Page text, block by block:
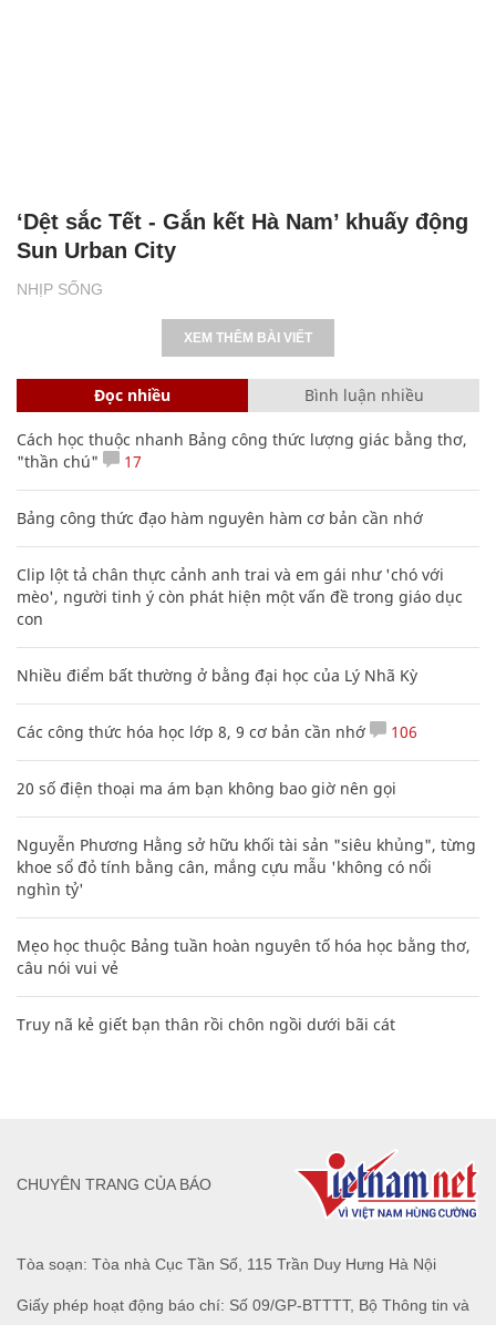
NHỊP SỐNG
‘Dệt sắc Tết - Gắn kết Hà Nam’ khuấy động
Sun Urban City
XEM THÊM BÀI VIẾT
Đọc nhiều Bình luận nhiều
Cách học thuộc nhanh Bảng công thức lượng giác bằng thơ,
"thần chú"
17
Bảng công thức đạo hàm nguyên hàm cơ bản cần nhớ
Clip lột tả chân thực cảnh anh trai và em gái như 'chó với
mèo', người tinh ý còn phát hiện một vấn đề trong giáo dục
con
Nhiều điểm bất thường ở bằng đại học của Lý Nhã Kỳ
Các công thức hóa học lớp 8, 9 cơ bản cần nhớ 106
20 số điện thoại ma ám bạn không bao giờ nên gọi
Nguyễn Phương Hằng sở hữu khối tài sản "siêu khủng", từng
khoe sổ đỏ tính bằng cân, mắng cựu mẫu 'không có nổi
nghìn tỷ'
Mẹo học thuộc Bảng tuần hoàn nguyên tố hóa học bằng thơ,
câu nói vui vẻ
Truy nã kẻ giết bạn thân rồi chôn ngồi dưới bãi cát
Tòa soạn: Tòa nhà Cục Tần Số, 115 Trần Duy Hưng Hà Nội
Giấy phép hoạt động báo chí: Số 09/GP-BTTTT, Bộ Thông tin và
CHUYÊN TRANG CỦA BÁO